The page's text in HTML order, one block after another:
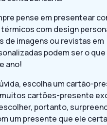
pense em presentear
com design
de imagens ou revistas em
podem ser o
ano!
escolha um cartão-
muitos cartões-presente
portanto,
um presente que ele